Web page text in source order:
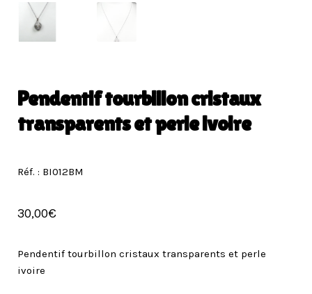
Pendentif tourbillon cristaux
transparents et perle ivoire
Réf. : BI012BM
30,00€
Pendentif tourbillon cristaux transparents et perle
ivoire